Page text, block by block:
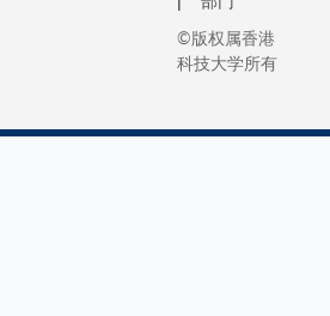
©版权属香港
科技大学所有